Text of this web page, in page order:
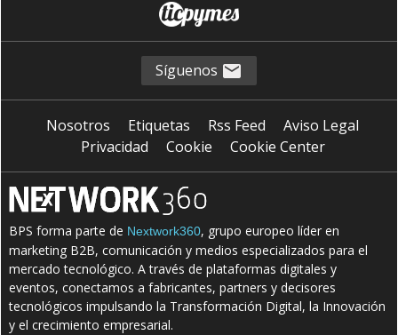
IA
infraestructura crítica I IoT
P S
sistemas de alimentación ininterrumpida
S suministro T tensión
Síguenos
Nosotros Etiquetas Rss Feed
Aviso Legal
Privacidad
Cookie Cookie Center
BPS forma parte de Nextwork360, grupo europeo líder en
marketing B2B, comunicación y medios especializados para el
mercado tecnológico. A través de plataformas digitales y
eventos, conectamos a fabricantes, partners y decisores
tecnológicos impulsando la Transformación Digital, la Innovación
y el crecimiento empresarial.